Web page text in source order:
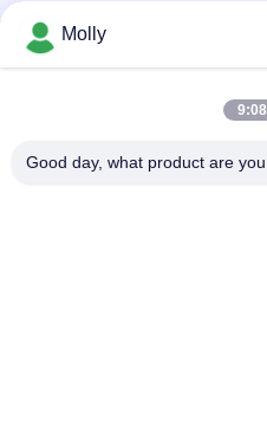
কাস্টমাইজড বৈদ্যুতিক প্ল্যাটফর্ম ট্রাক, সংযুক্ত
লোডিং প্ল্যাটফর্ম এবং ভাঁজযোগ্য গার্ডিল সহ
Molly
Good day, what product are